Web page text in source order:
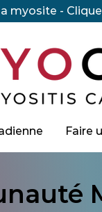
myosite -
Faire